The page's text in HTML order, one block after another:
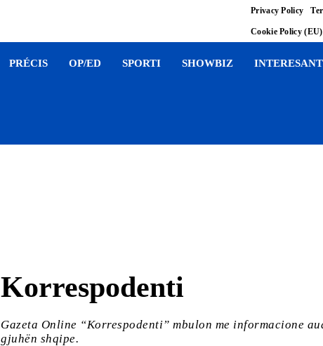
Privacy Policy
Cookie Policy (EU)
PRÉCIS OP/ED SPORTI SHOWBIZ
Korrespodenti
Gazeta Online “Korrespodenti” mbulon me informacione
gjuhën shqipe.